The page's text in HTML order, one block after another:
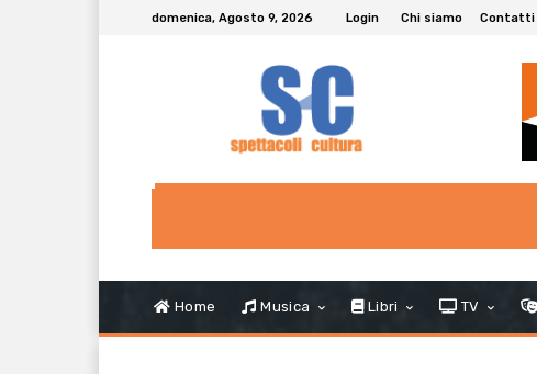
domenica, Agosto 9, 2026 Login Chi siamo Contatti
Home Musica Libri TV